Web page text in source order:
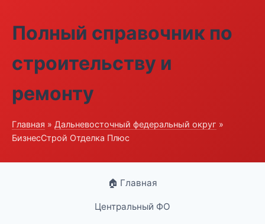
Полный справочник по
строительству и
ремонту
Главная » Дальневосточный федеральный округ »
БизнесСтрой Отделка Плюс
🏠 Главная
Центральный ФО